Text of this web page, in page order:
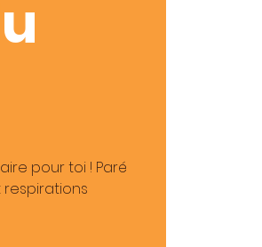
pour toi ! Paré